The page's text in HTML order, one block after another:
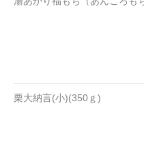
花豆
栗大納言(小)(350ｇ)